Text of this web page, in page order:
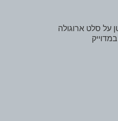
על סלט ארוגולה